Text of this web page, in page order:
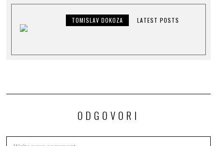
TOMISLAV DOKOZA LATEST POSTS
ODGOVORI